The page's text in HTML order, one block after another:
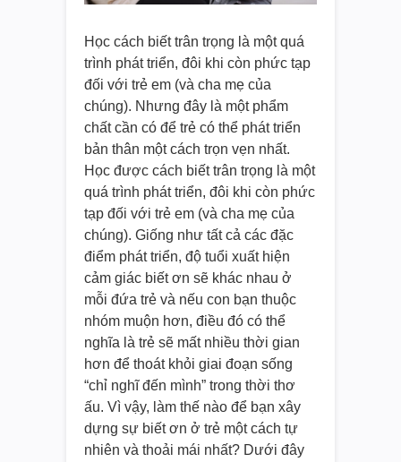
Học cách biết trân trọng là một quá
trình phát triển, đôi khi còn phức tạp
đối với trẻ em (và cha mẹ của
chúng). Nhưng đây là một phẩm
chất cần có để trẻ có thể phát triển
bản thân một cách trọn vẹn nhất.
Học được cách biết trân trọng là một
quá trình phát triển, đôi khi còn phức
tạp đối với trẻ em (và cha mẹ của
chúng). Giống như tất cả các đặc
điểm phát triển, độ tuổi xuất hiện
cảm giác biết ơn sẽ khác nhau ở
mỗi đứa trẻ và nếu con bạn thuộc
nhóm muộn hơn, điều đó có thể
nghĩa là trẻ sẽ mất nhiều thời gian
hơn để thoát khỏi giai đoạn sống
“chỉ nghĩ đến mình” trong thời thơ
ấu. Vì vậy, làm thế nào để bạn xây
dựng sự biết ơn ở trẻ một cách tự
nhiên và thoải mái nhất? Dưới đây